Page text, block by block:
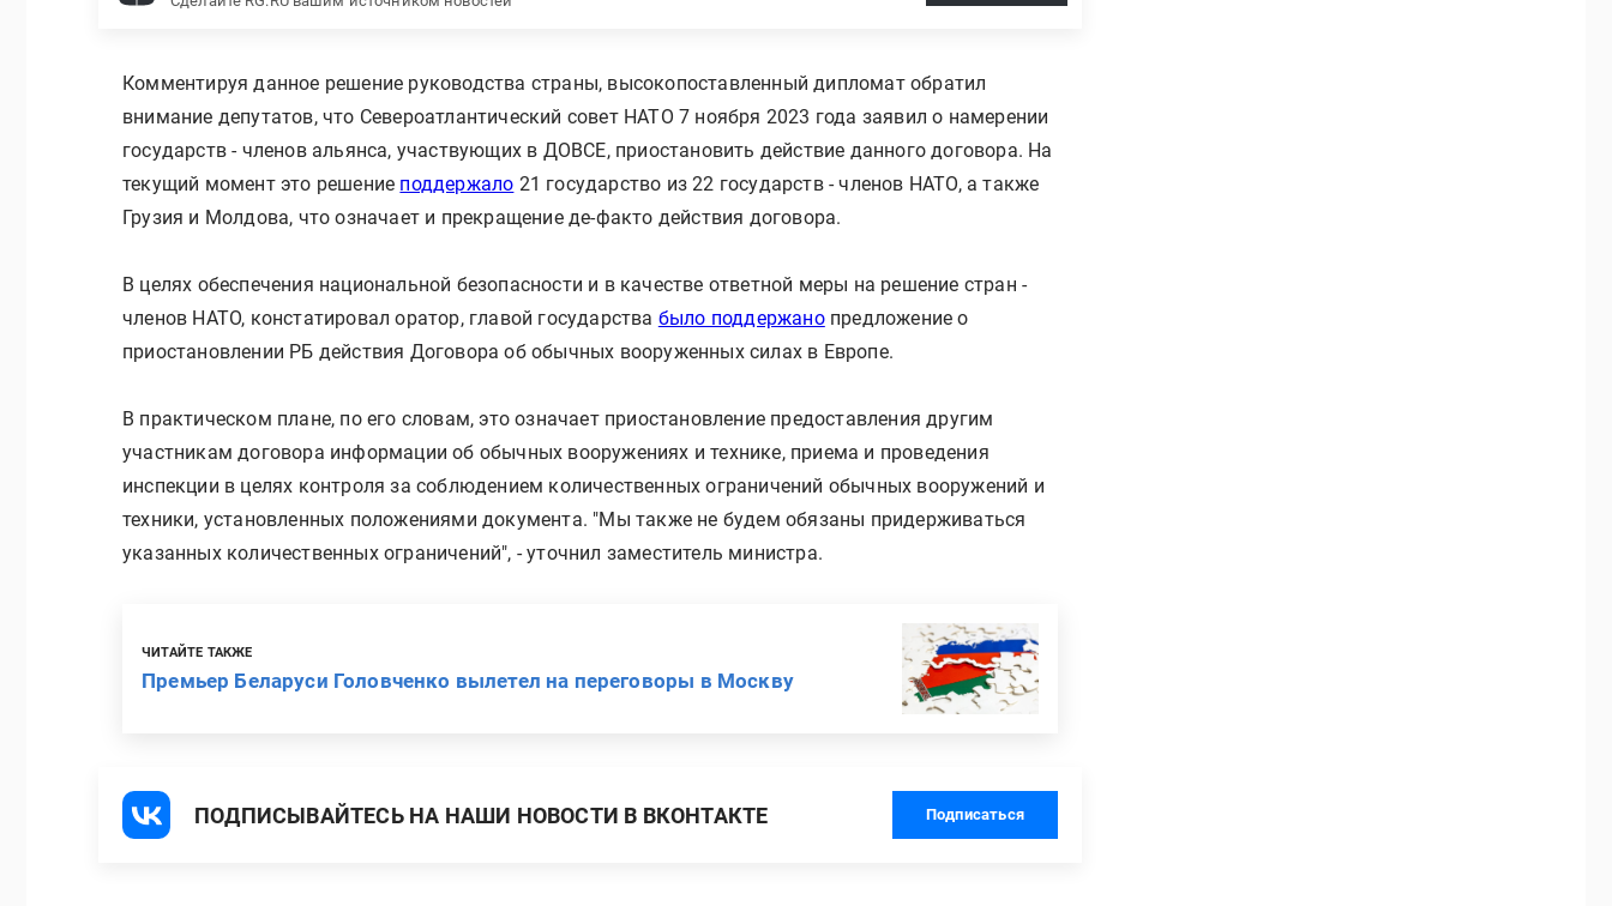
Комментируя данное решение руководства страны, высокопоставленный дипломат обратил
внимание депутатов, что Североатлантический совет НАТО 7 ноября 2023 года заявил о намерении
государств - членов альянса, участвующих в ДОВСЕ, приостановить действие данного договора. На
текущий момент это решение поддержало 21 государство из 22 государств - членов НАТО, а также
Грузия и Молдова, что означает и прекращение де-факто действия договора.
В целях обеспечения национальной безопасности и в качестве ответной меры на решение стран -
членов НАТО, констатировал оратор, главой государства было поддержанопредложение о
приостановлении РБ действия Договора об обычных вооруженных силах в Европе.
В практическом плане, по его словам, это означает приостановление предоставления другим
участникам договора информации об обычных вооружениях и технике, приема и проведения
инспекции в целях контроля за соблюдением количественных ограничений обычных вооружений и
техники, установленных положениями документа. "Мы также не будем обязаны придерживаться
указанных количественных ограничений", - уточнил заместитель министра.
ЧИТАЙТЕ ТАКЖЕ
Премьер Беларуси Головченко вылетел на переговоры в Москву
ПОДПИСЫВАЙТЕСЬ НА НАШИ НОВОСТИ В ВКОНТАКТЕ Подписаться